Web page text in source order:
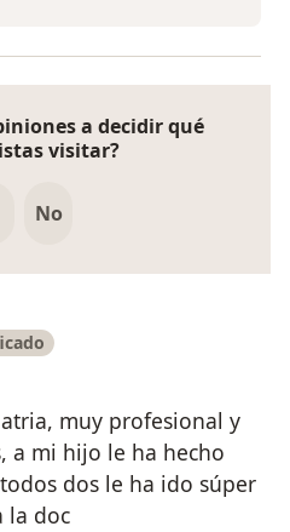
a decidir qué
visitar?
No
muy profesional y
a mi hijo le ha hecho
dos le ha ido súper
la doc